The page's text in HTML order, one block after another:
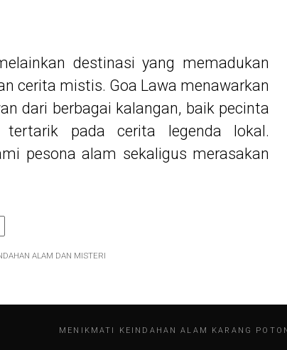
destinasi yang memadukan
cerita mistis. Goa Lawa menawarkan
dari berbagai kalangan, baik pecinta
pada cerita legenda lokal.
pesona alam sekaligus merasakan
ALAM DAN MISTERI
MENIKMATI KEINDAHAN ALAM KARANG